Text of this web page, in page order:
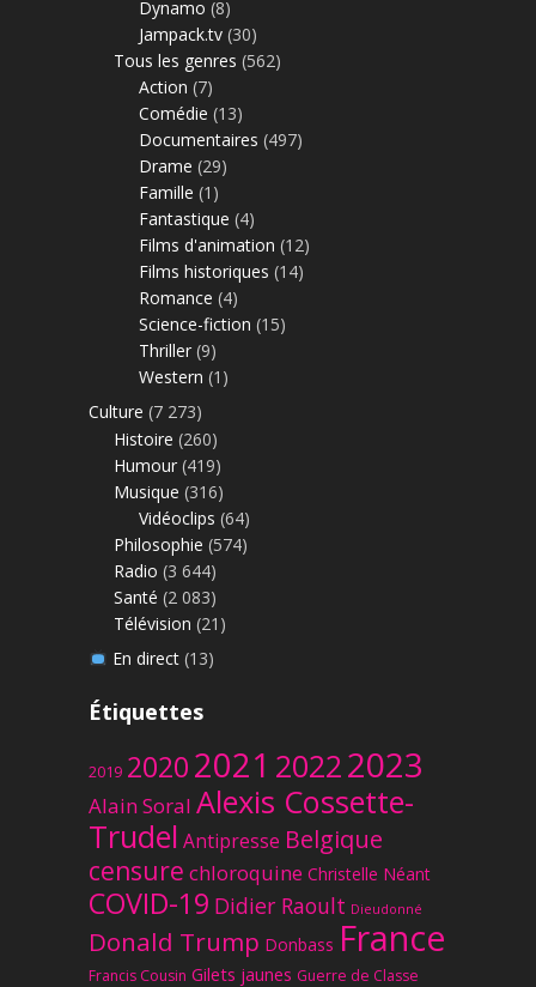
Dynamo (8)
Jampack.tv (30)
Tous les genres (562)
Action (7)
Comédie (13)
Documentaires (497)
Drame (29)
Famille (1)
Fantastique (4)
Films d'animation (12)
Films historiques (14)
Romance (4)
Science-fiction (15)
Thriller (9)
Western (1)
Culture (7 273)
Histoire (260)
Humour (419)
Musique (316)
Vidéoclips (64)
Philosophie (574)
Radio (3 644)
Santé (2 083)
Télévision (21)
En direct(13)
Étiquettes
2019 20202021 20222023
Alain Soral Alexis Cossette-
Trudel Antipresse Belgique
censure chloroquine Christelle Néant
COVID-19 Didier Raoult Dieudonné
Donald Trump Donbass France
Francis Cousin Gilets jaunes Guerre de Classe